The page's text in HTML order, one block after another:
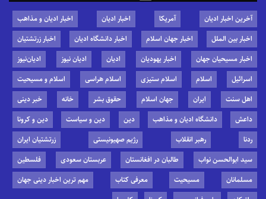
آخرین اخبار ادیان آمریکا اخبار ادیان
اخبار ادیان و مذاهب
اخبار بین الملل
اخبار جهان اسلام اخبار دانشگاه ادیان
اخبار زرتشتیان
اخبار مسیحیان جهان
اخبار یهودیان ادیان ادیان نیوز
ادیان‌نیوز
اسرائیل
اسلام اسلام ستیزی اسلام هراسی
اسلام و مسیحیت
اهل سنت
ایران جهان اسلام حقوق بشر خانه
خبر دینی
داعش
دانشگاه ادیان و مذاهب دین دین و سیاست
دین و کرونا
ردنا
رهبر انقلاب رژیم صهیونیستی
زرتشتیان ایران
سید ابوالحسن نواب
طالبان در افغانستان عربستان سعودی
فلسطین
مسلمانان
مسیحیت معرفی کتاب
مهم ترین اخبار دینی جهان